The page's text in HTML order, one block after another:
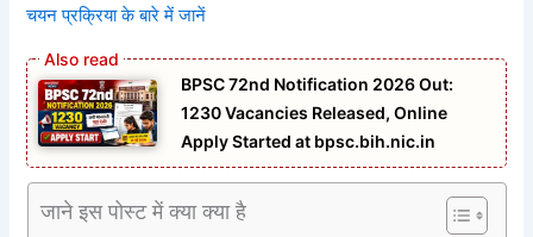
चयन प्रक्रिया के बारे में जानें
BPSC 72nd Notification 2026 Out:
1230 Vacancies Released, Online
Apply Started at bpsc.bih.nic.in
जाने इस पोस्ट में क्या क्या है